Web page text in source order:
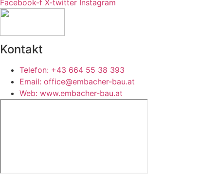
Facebook-f X-twitter Instagram
Kontakt
Telefon: +43 664 55 38 393
Email: office@embacher-bau.at
Web: www.embacher-bau.at